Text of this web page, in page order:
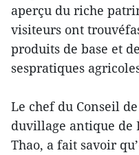
aperçu du riche
visiteurs ont
produits de base et
sespratiques
Le chef du Conseil
duvillage antique de
Thao, a fait savoir